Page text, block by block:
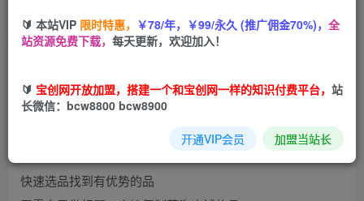
快速选品找到有优势的品
🔰 本站VIP 限时特惠， ￥78/年，￥99/永久 (推广佣金70%)， 全
站资源免费下载， 每天更新，欢迎加入！
🔰 宝创网开放加盟，搭建一个和宝创网一样的知识付费平台， 站
长微信：bcw8800 bcw8900
开通VIP会员 加盟当站长